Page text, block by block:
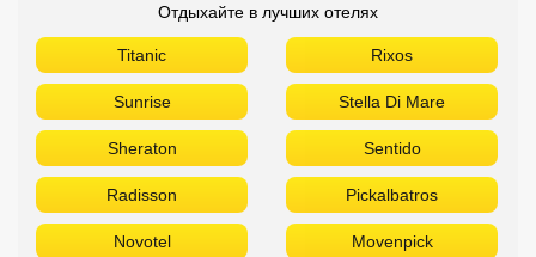
Отдыхайте в лучших отелях
Titanic Rixos
Sunrise Stella Di Mare
Sheraton Sentido
Radisson Pickalbatros
Novotel Movenpick